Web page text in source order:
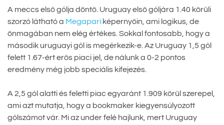
A meccs első gólja döntő. Uruguay első góljára 1.40 körüli
szorzó látható a Megapari képernyőin, ami logikus, de
önmagában nem elég értékes. Sokkal fontosabb, hogy a
második uruguayi gól is megérkezik-e. Az Uruguay 1,5 gól
felett 1.67-ért erős piaci jel, de nálunk a 0-2 pontos
eredmény még jobb speciális kifejezés.
A 2,5 gól alatti és feletti piac egyaránt 1.909 körül szerepel,
ami azt mutatja, hogy a bookmaker kiegyensúlyozott
gólszámot vár. Mi az under felé hajlunk, mert Uruguay